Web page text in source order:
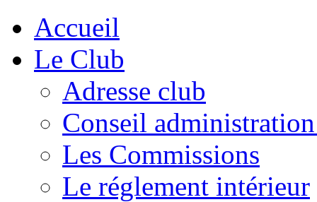
Accueil
Le Club
Adresse club
Conseil
Les Commissions
Le réglement intérieur